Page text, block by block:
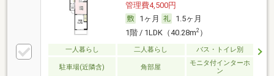
管理費4,500円
1ヶ月
1.5ヶ月
1階 / 1LDK（40.28m2）
一人暮らし 二人暮らし バス・トイレ別
駐車場(近隣含) 角部屋
モニタ付インターホ
ン